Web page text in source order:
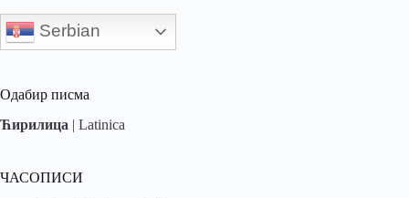
Serbian
Одабир писма
Ћирилица | Latinica
ЧАСОПИСИ